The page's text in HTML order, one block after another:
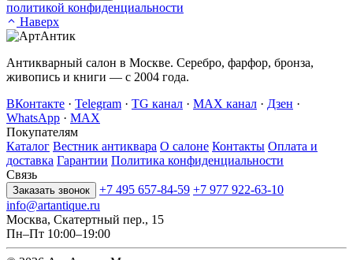
политикой конфиденциальности
Наверх
Антикварный салон в Москве. Серебро, фарфор, бронза,
живопись и книги — с 2004 года.
ВКонтакте · Telegram · TG канал · MAX канал · Дзен ·
WhatsApp · MAX
Покупателям
Каталог Вестник антиквара О салоне Контакты Оплата и
доставка Гарантии Политика конфиденциальности
Связь
Заказать звонок +7 495 657-84-59 +7 977 922-63-10
info@artantique.ru
Москва, Скатертный пер., 15
Пн–Пт 10:00–19:00